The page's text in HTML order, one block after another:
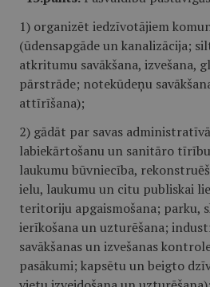
1) organizēt iedzīvotājiem
(ūdensapgāde un kanalizācija;
atkritumu savākšana, izvešana,
pārstrāde; notekūdeņu
attīrīšana);
2) gādāt par savas
labiekārtošanu un sanitāro
laukumu būvniecība,
ielu, laukumu un citu publiskai
teritoriju apgaismošana; parku,
ierīkošana un uzturēšana;
savākšanas un izvešanas
pasākumi; kapsētu un beigto